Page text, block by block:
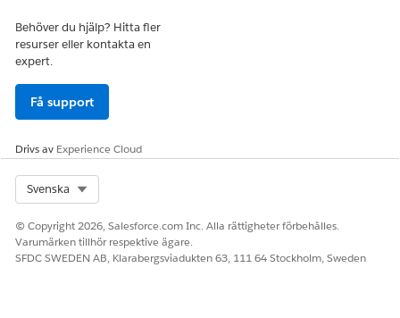
Behöver du hjälp? Hitta fler
resurser eller kontakta en
expert.
Få support
Drivs av Experience Cloud
Svenska
© Copyright 2026, Salesforce.com Inc. Alla rättigheter förbehålles.
Varumärken tillhör respektive ägare.
SFDC SWEDEN AB, Klarabergsviadukten 63, 111 64 Stockholm, Sweden